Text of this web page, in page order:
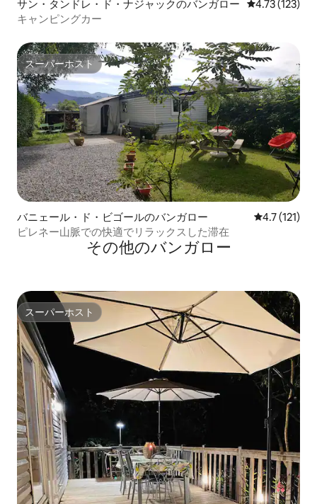
サン・タンドレ・ド・ナジャックのバンガロー レビュー123
4.73 (123)
キャンピングカー
スーパーホスト
スーパーホスト
バニェール・ド・ビゴールのバンガロー レビュー121
4.7 (121)
ピレネー山脈での快適でリラックスした滞在
その他のバンガロー
スーパーホスト
スーパーホスト